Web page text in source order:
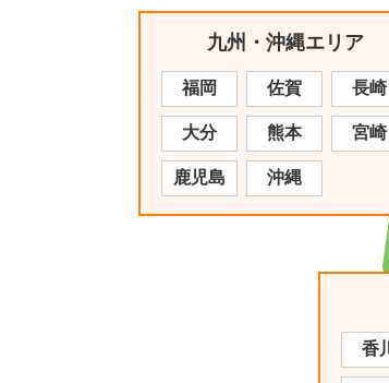
香川
九州・沖縄エリア
福岡 佐賀 長崎
大分 熊本 宮崎
鹿児島 沖縄